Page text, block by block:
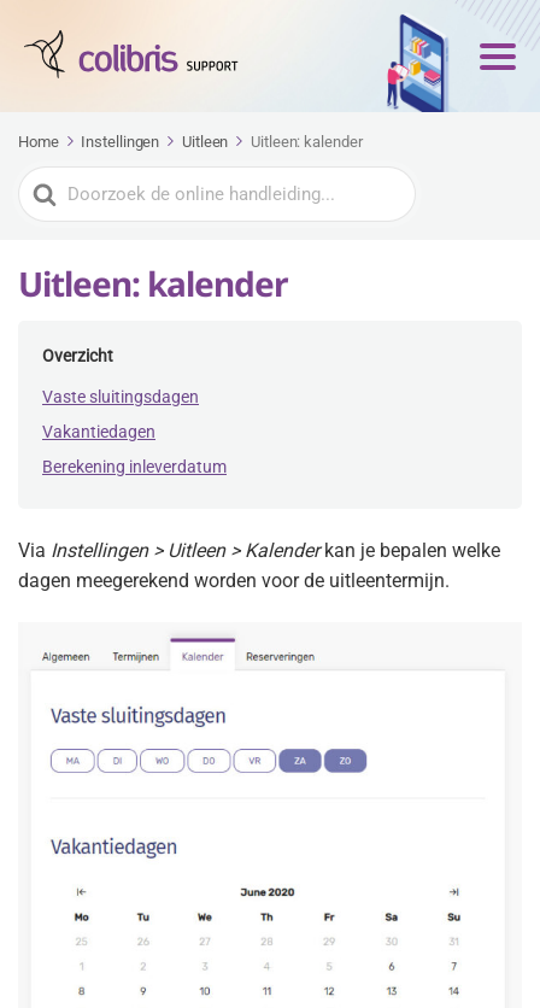
Home Instellingen Uitleen Uitleen: kalender
Zoeken
naar
Uitleen: kalender
Overzicht
Vaste sluitingsdagen
Vakantiedagen
Berekening inleverdatum
Via Instellingen > Uitleen > Kalenderkan je bepalen welke
dagen meegerekend worden voor de uitleentermijn.